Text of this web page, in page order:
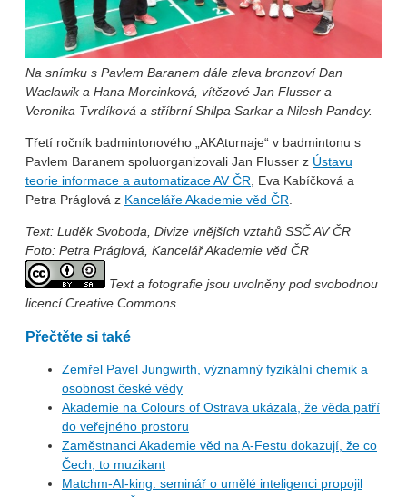
Na snímku s Pavlem Baranem dále zleva bronzoví Dan
Waclawik a Hana Morcinková, vítězové Jan Flusser a
Veronika Tvrdíková a stříbrní Shilpa Sarkar a Nilesh Pandey.
Třetí ročník badmintonového „AKAturnaje“ v badmintonu s
Pavlem Baranem spoluorganizovali Jan Flusser z Ústavu
teorie informace a automatizace AV ČR, Eva Kabíčková a
Petra Práglová z Kanceláře Akademie věd ČR.
Text: Luděk Svoboda, Divize vnějších vztahů SSČ AV ČR
Foto: Petra Práglová, Kancelář Akademie věd ČR
Text a fotografie jsou uvolněny pod svobodnou
licencí Creative Commons.
Přečtěte si také
Zemřel Pavel Jungwirth, významný fyzikální chemik a
osobnost české vědy
Akademie na Colours of Ostrava ukázala, že věda patří
do veřejného prostoru
Zaměstnanci Akademie věd na A-Festu dokazují, že co
Čech, to muzikant
Matchm-AI-king: seminář o umělé inteligenci propojil